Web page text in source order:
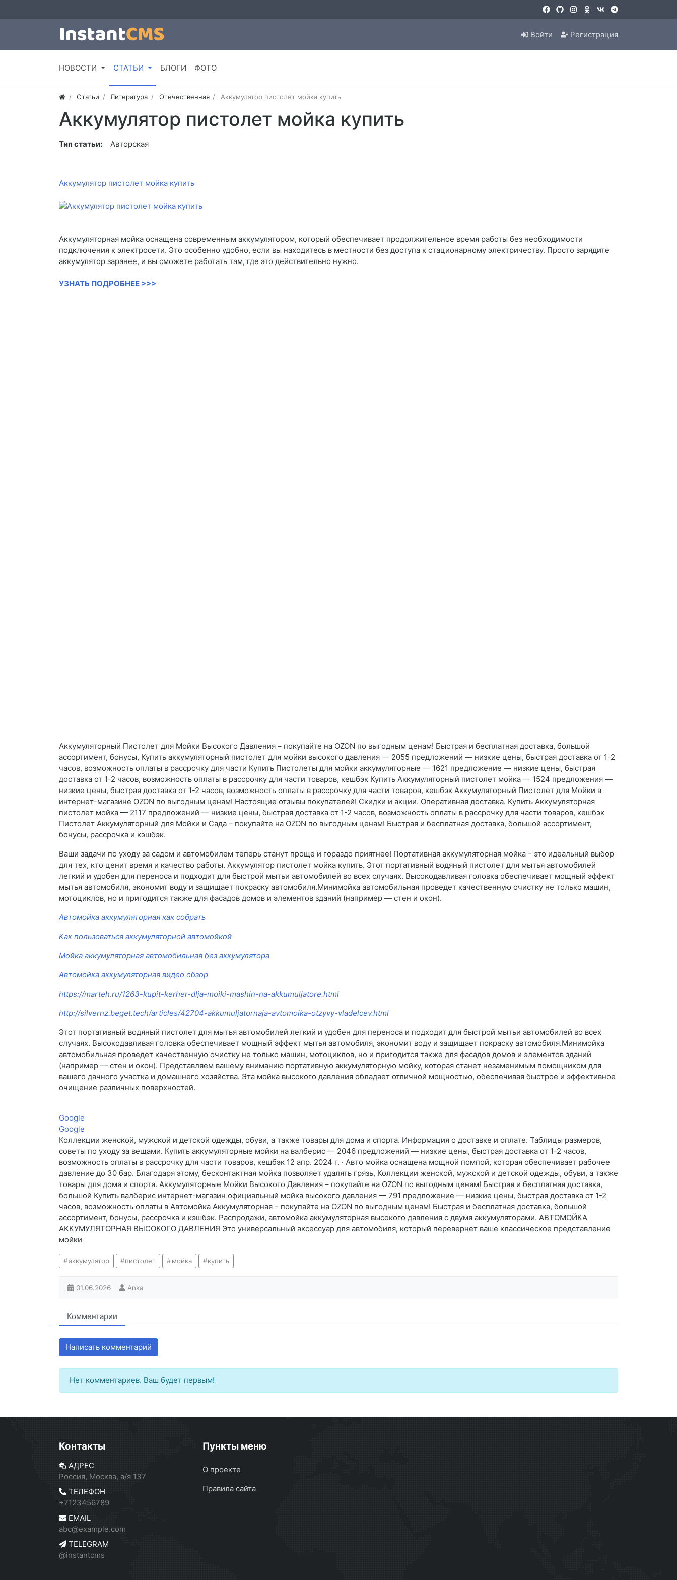
Войти Регистрация
НОВОСТИ СТАТЬИ БЛОГИ ФОТО
Статьи Литература Отечественная Аккумулятор пистолет мойка купить
Аккумулятор пистолет мойка купить
Тип статьи: Авторская
Аккумулятор пистолет мойка купить
Аккумуляторная мойка оснащена современным аккумулятором, который обеспечивает продолжительное время работы без необходимости
подключения к электросети. Это особенно удобно, если вы находитесь в местности без доступа к стационарному электричеству. Просто зарядите
аккумулятор заранее, и вы сможете работать там, где это действительно нужно.
УЗНАТЬ ПОДРОБНЕЕ >>>
Аккумуляторный Пистолет для Мойки Высокого Давления – покупайте на OZON по выгодным ценам! Быстрая и бесплатная доставка, большой
ассортимент, бонусы, Купить аккумуляторный пистолет для мойки высокого давления — 2055 предложений — низкие цены, быстрая доставка от 1-2
часов, возможность оплаты в рассрочку для части Купить Пистолеты для мойки аккумуляторные — 1621 предложение — низкие цены, быстрая
доставка от 1-2 часов, возможность оплаты в рассрочку для части товаров, кешбэк Купить Аккумуляторный пистолет мойка — 1524 предложения —
низкие цены, быстрая доставка от 1-2 часов, возможность оплаты в рассрочку для части товаров, кешбэк Аккумуляторный Пистолет для Мойки в
интернет-магазине OZON по выгодным ценам! Настоящие отзывы покупателей! Скидки и акции. Оперативная доставка. Купить Аккумуляторная
пистолет мойка — 2117 предложений — низкие цены, быстрая доставка от 1-2 часов, возможность оплаты в рассрочку для части товаров, кешбэк
Пистолет Аккумуляторный для Мойки и Сада – покупайте на OZON по выгодным ценам! Быстрая и бесплатная доставка, большой ассортимент,
бонусы, рассрочка и кэшбэк.
Ваши задачи по уходу за садом и автомобилем теперь станут проще и гораздо приятнее! Портативная аккумуляторная мойка – это идеальный выбор
для тех, кто ценит время и качество работы. Аккумулятор пистолет мойка купить. Этот портативный водяный пистолет для мытья автомобилей
легкий и удобен для переноса и подходит для быстрой мытьи автомобилей во всех случаях. Высокодавливая головка обеспечивает мощный эффект
мытья автомобиля, экономит воду и защищает покраску автомобиля.Минимойка автомобильная проведет качественную очистку не только машин,
мотоциклов, но и пригодится также для фасадов домов и элементов зданий (например — стен и окон).
Автомойка аккумуляторная как собрать
Как пользоваться аккумуляторной автомойкой
Мойка аккумуляторная автомобильная без аккумулятора
Автомойка аккумуляторная видео обзор
https://marteh.ru/1263-kupit-kerher-dlja-moiki-mashin-na-akkumuljatore.html
http://silvernz.beget.tech/articles/42704-akkumuljatornaja-avtomoika-otzyvy-vladelcev.html
Этот портативный водяный пистолет для мытья автомобилей легкий и удобен для переноса и подходит для быстрой мытьи автомобилей во всех
случаях. Высокодавливая головка обеспечивает мощный эффект мытья автомобиля, экономит воду и защищает покраску автомобиля.Минимойка
автомобильная проведет качественную очистку не только машин, мотоциклов, но и пригодится также для фасадов домов и элементов зданий
(например — стен и окон). Представляем вашему вниманию портативную аккумуляторную мойку, которая станет незаменимым помощником для
вашего дачного участка и домашнего хозяйства. Эта мойка высокого давления обладает отличной мощностью, обеспечивая быстрое и эффективное
очищение различных поверхностей.
Google
Google
Коллекции женской, мужской и детской одежды, обуви, а также товары для дома и спорта. Информация о доставке и оплате. Таблицы размеров,
советы по уходу за вещами. Купить аккумуляторные мойки на валберис — 2046 предложений — низкие цены, быстрая доставка от 1-2 часов,
возможность оплаты в рассрочку для части товаров, кешбэк 12 апр. 2024 г. · Авто мойка оснащена мощной помпой, которая обеспечивает рабочее
давление до 30 бар. Благодаря этому, бесконтактная мойка позволяет удалять грязь, Коллекции женской, мужской и детской одежды, обуви, а также
товары для дома и спорта. Аккумуляторные Мойки Высокого Давления – покупайте на OZON по выгодным ценам! Быстрая и бесплатная доставка,
большой Купить валберис интернет-магазин официальный мойка высокого давления — 791 предложение — низкие цены, быстрая доставка от 1-2
часов, возможность оплаты в Автомойка Аккумуляторная – покупайте на OZON по выгодным ценам! Быстрая и бесплатная доставка, большой
ассортимент, бонусы, рассрочка и кэшбэк. Распродажи, автомойка аккумуляторная высокого давления с двумя аккумуляторами. АВТОМОЙКА
АККУМУЛЯТОРНАЯ ВЫСОКОГО ДАВЛЕНИЯ Это универсальный аксессуар для автомобиля, который перевернет ваше классическое представление
мойки
аккумулятор пистолет мойка купить
01.06.2026 Anka
Комментарии
Написать комментарий
Нет комментариев. Ваш будет первым!
Контакты
АДРЕС
Россия, Москва, а/я 137
ТЕЛЕФОН
+7123456789
EMAIL
abc@example.com
TELEGRAM
@instantcms
Пункты меню
О проекте
Правила сайта